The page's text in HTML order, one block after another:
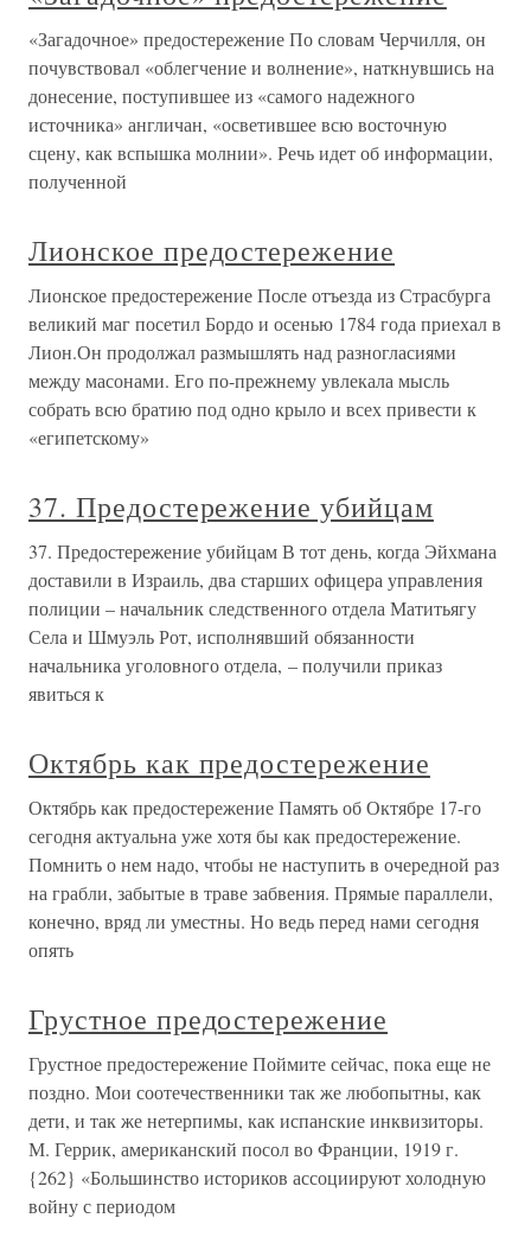
«Загадочное» предостережение По словам Черчилля, он
почувствовал «облегчение и волнение», наткнувшись на
донесение, поступившее из «самого надежного
источника» англичан, «осветившее всю восточную
сцену, как вспышка молнии». Речь идет об информации,
полученной
Лионское предостережение
Лионское предостережение После отъезда из Страсбурга
великий маг посетил Бордо и осенью 1784 года приехал в
Лион.Он продолжал размышлять над разногласиями
между масонами. Его по-прежнему увлекала мысль
собрать всю братию под одно крыло и всех привести к
«египетскому»
37. Предостережение убийцам
37. Предостережение убийцам В тот день, когда Эйхмана
доставили в Израиль, два старших офицера управления
полиции – начальник следственного отдела Матитьягу
Села и Шмуэль Рот, исполнявший обязанности
начальника уголовного отдела, – получили приказ
явиться к
Октябрь как предостережение
Октябрь как предостережение Память об Октябре 17-го
сегодня актуальна уже хотя бы как предостережение.
Помнить о нем надо, чтобы не наступить в очередной раз
на грабли, забытые в траве забвения. Прямые параллели,
конечно, вряд ли уместны. Но ведь перед нами сегодня
опять
Грустное предостережение
Грустное предостережение Поймите сейчас, пока еще не
поздно. Мои соотечественники так же любопытны, как
дети, и так же нетерпимы, как испанские инквизиторы.
М. Геррик, американский посол во Франции, 1919 г.
{262} «Большинство историков ассоциируют холодную
войну с периодом